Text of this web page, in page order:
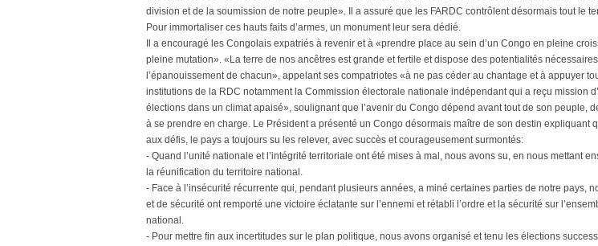
division et de la soumission de notre peuple». Il a assuré que les FARDC contrôlent désormais tout le
Pour immortaliser ces hauts faits d’armes, un monument leur sera dédié.
Il a encouragé les Congolais expatriés à revenir et à «prendre place au sein d’un Congo en pleine
pleine mutation». «La terre de nos ancêtres est grande et fertile et dispose des potentialités
l’épanouissement de chacun», appelant ses compatriotes «à ne pas céder au chantage et à appuyer
institutions de la RDC notamment la Commission électorale nationale indépendant qui a reçu mission
élections dans un climat apaisé», soulignant que l’avenir du Congo dépend avant tout de son peuple,
à se prendre en charge. Le Président a présenté un Congo désormais maître de son destin expliquant
aux défis, le pays a toujours su les relever, avec succès et courageusement surmontés:
- Quand l’unité nationale et l’intégrité territoriale ont été mises à mal, nous avons su, en nous mettant
la réunification du territoire national.
- Face à l’insécurité récurrente qui, pendant plusieurs années, a miné certaines parties de notre pays,
et de sécurité ont remporté une victoire éclatante sur l’ennemi et rétabli l’ordre et la sécurité sur
national.
- Pour mettre fin aux incertitudes sur le plan politique, nous avons organisé et tenu les élections